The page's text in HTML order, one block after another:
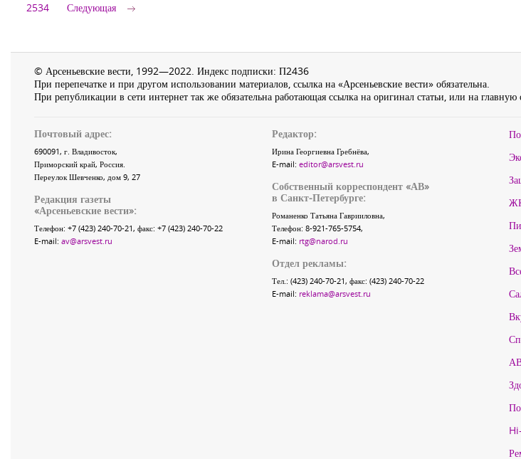
2534
Следующая
© Арсеньевские вести, 1992—2022. Индекс подписки: П2436
При перепечатке и при другом использовании материалов, ссылка на «Арсеньевские вести» обязательна.
При републикации в сети интернет так же обязательна работающая ссылка на оригинал статьи, или на главную
Почтовый адрес:
690091, г. Владивосток,
Приморский край, Россия.
Переулок Шевченко, дом 9, 27
Редакция газеты
«Арсеньевские вести»:
Телефон: +7 (423) 240-70-21, факс: +7 (423) 240-70-22
E-mail: av@arsvest.ru
Редактор:
Ирина Георгиевна Гребнёва,
E-mail: editor@arsvest.ru
Собственный корреспондент «АВ»
в Санкт-Петербурге:
Романенко Татьяна Гаврииловна,
Телефон: 8-921-765-5754,
E-mail: rtg@narod.ru
Отдел рекламы:
Тел.: (423) 240-70-21, факс: (423) 240-70-22
E-mail: reklama@arsvest.ru